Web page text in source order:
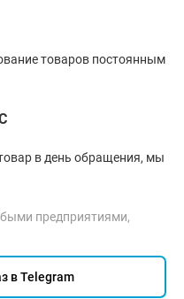
товаров постоянным
в день обращения, мы
предприятиями,
в Telegram